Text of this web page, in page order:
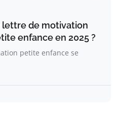
de motivation
enfance en 2025 ?
petite enfance se